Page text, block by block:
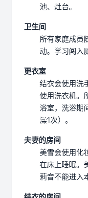
池、灶台。
卫生间
所有家庭成员
动。 学习闯入
更衣室
结衣会使用洗
使用洗衣机。
浴室，洗浴期
澡1次）。
夫妻的房间
美雪会使用化
在床上睡眠。
莉音不能进入